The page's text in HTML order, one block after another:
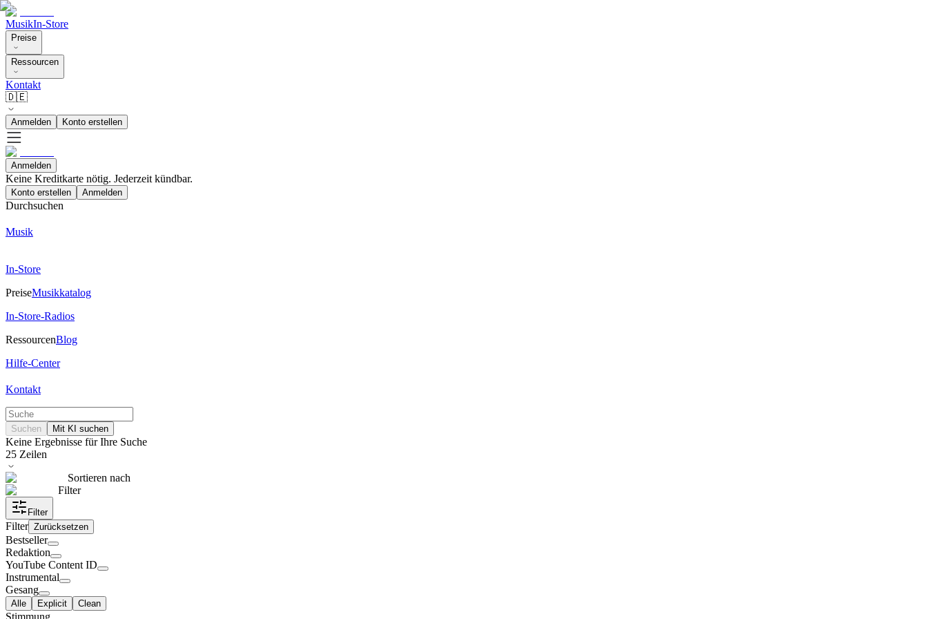
MusikIn-Store
Preise
Ressourcen
Kontakt
🇩🇪
Anmelden Konto erstellen
Anmelden
Keine Kreditkarte nötig. Jederzeit kündbar.
Konto erstellen Anmelden
Durchsuchen
Musik
In-Store
PreiseMusikkatalog
In-Store-Radios
RessourcenBlog
Hilfe-Center
Kontakt
Suchen Mit KI suchen
Keine Ergebnisse für Ihre Suche
25 Zeilen
Sortieren nach
Filter
Filter
Filter Zurücksetzen
Bestseller
Redaktion
YouTube Content ID
Instrumental
Gesang
Alle Explicit Clean
Stimmung